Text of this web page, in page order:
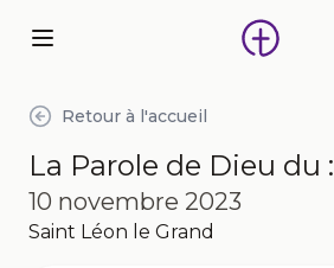
Retour à l'accueil
La Parole de Dieu du :
10 novembre 2023
Saint Léon le Grand